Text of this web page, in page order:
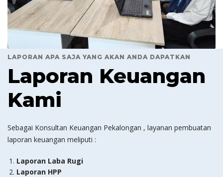
LAPORAN APA SAJA YANG AKAN ANDA DAPATKAN
Laporan Keuangan
Kami
Sebagai Konsultan Keuangan Pekalongan , layanan pembuatan
laporan keuangan meliputi :
Laporan Laba Rugi
Laporan HPP